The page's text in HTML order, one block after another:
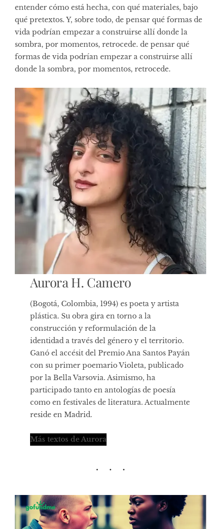
entender cómo está hecha, con qué materiales, bajo
qué pretextos. Y, sobre todo, de pensar qué formas de
vida podrían empezar a construirse allí donde la
sombra, por momentos, retrocede. de pensar qué
formas de vida podrían empezar a construirse allí
donde la sombra, por momentos, retrocede.
Aurora H. Camero
(Bogotá, Colombia, 1994) es poeta y artista
plástica. Su obra gira en torno a la
construcción y reformulación de la
identidad a través del género y el territorio.
Ganó el accésit del Premio Ana Santos Payán
con su primer poemario Violeta, publicado
por la Bella Varsovia. Asimismo, ha
participado tanto en antologías de poesía
como en festivales de literatura. Actualmente
reside en Madrid.
Más textos de Aurora